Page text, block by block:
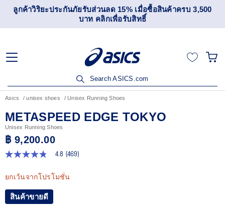
เข้าร่วม OneASICS™ เพื่อสะสมคะแนน และสิทธิพิเศษสำหรับ
สมาชิกเท่านั้น สมัครเลย
Search ASICS.com
Asics unisex shoes Unisex Running Shoes
METASPEED EDGE TOKYO
Unisex Running Shoes
฿ 9,200.00
4.8
5
ดาว
ค่า
คะแนน
เฉลี่ย
4.8 (469)
ยกเว้นจากโปรโมชั่น
สินค้าขายดี